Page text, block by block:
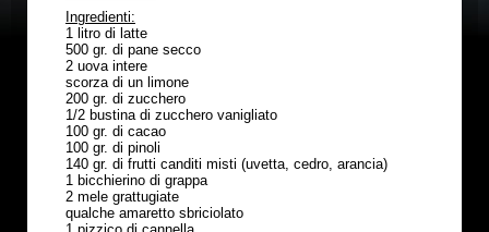
Ingredienti:
1 litro di latte
500 gr. di pane secco
2 uova intere
scorza di un limone
200 gr. di zucchero
1/2 bustina di zucchero vanigliato
100 gr. di cacao
100 gr. di pinoli
140 gr. di frutti canditi misti (uvetta, cedro, arancia)
1 bicchierino di grappa
2 mele grattugiate
qualche amaretto sbriciolato